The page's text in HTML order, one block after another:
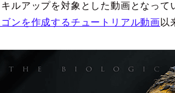
キルアップを対象とした動画となっ
ンを作成するチュートリアル動画 以